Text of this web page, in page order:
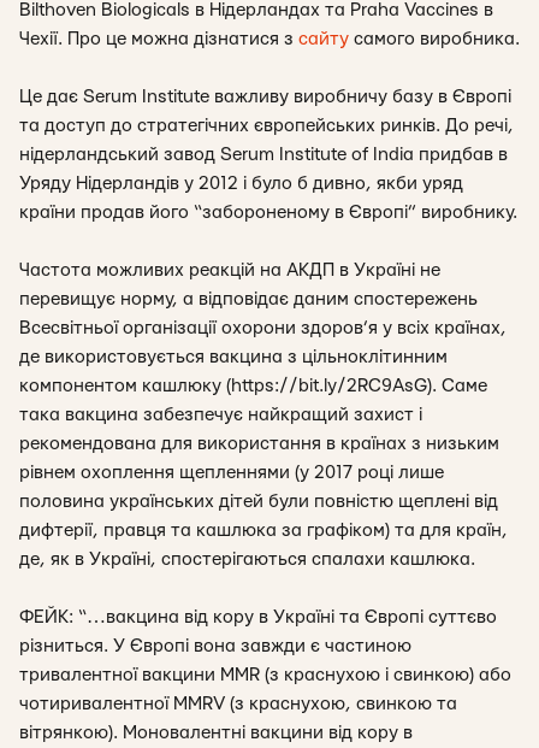
Bilthoven Biologicals в Нідерландах та Praha Vaccines в
Чехії. Про це можна дізнатися з сайту самого виробника.
Це дає Serum Institute важливу виробничу базу в Європі
та доступ до стратегічних європейських ринків. До речі,
нідерландський завод Serum Institute of India придбав в
Уряду Нідерландів у 2012 і було б дивно, якби уряд
країни продав його “забороненому в Європі” виробнику.
Частота можливих реакцій на АКДП в Україні не
перевищує норму, а відповідає даним спостережень
Всесвітньої організації охорони здоров’я у всіх країнах,
де використовується вакцина з цільноклітинним
компонентом кашлюку (https://bit.ly/2RC9AsG). Саме
така вакцина забезпечує найкращий захист і
рекомендована для використання в країнах з низьким
рівнем охоплення щепленнями (у 2017 році лише
половина українських дітей були повністю щеплені від
дифтерії, правця та кашлюка за графіком) та для країн,
де, як в Україні, спостерігаються спалахи кашлюка.
ФЕЙК: “…вакцина від кору в Україні та Європі суттєво
різниться. У Європі вона завжди є частиною
тривалентної вакцини MMR (з краснухою і свинкою) або
чотиривалентної MMRV (з краснухою, свинкою та
вітрянкою). Моновалентні вакцини від кору в